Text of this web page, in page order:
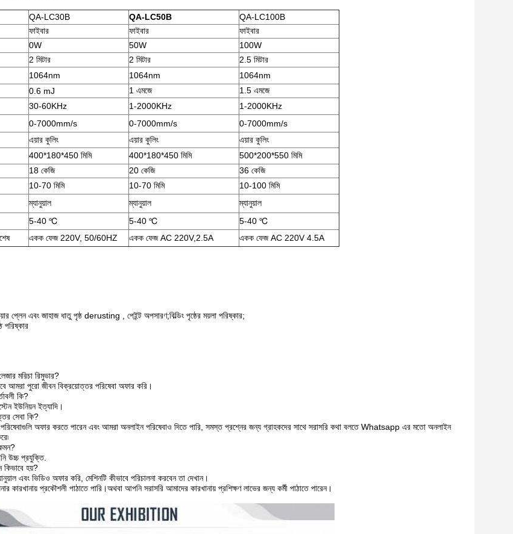
QA-LC30B QA-LC50B
QA-LC100B
ফাইবার ফাইবার
ফাইবার
0W 50W
100W
2 মিটার 2 মিটার
2.5 মিটার
1064nm 1064nm
1064nm
0.6 mJ 1 এমজে
1.5 এমজে
30-60KHz 1-2000KHz
1-2000KHz
0-7000mm/s 0-7000mm/s
0-7000mm/s
এয়ার কুলিং এয়ার কুলিং
এয়ার কুলিং
400*180*450 মিমি 400*180*450 মিমি
500*200*550 মিমি
18 কেজি 20 কেজি
36 কেজি
10-70 মিমি 10-70 মিমি
10-100 মিমি
ম্যানুয়াল ম্যানুয়াল
ম্যানুয়াল
5-40 ℃ 5-40 ℃
5-40 ℃
একক ফেজ 220V, 50/60HZ একক ফেজ AC 220V,2.5A একক ফেজ AC 220V 4.5A
প্লেন এবং জাহাজ ধাতু পৃষ্ঠ derusting , পেইন্ট অপসারণ;বিল্ডিং পৃষ্ঠের ময়লা পরিষ্কার;
পরিষ্কার
মরিচা রিমুভার?
আমরা পুরো জীবন বিক্রয়োত্তর পরিষেবা অফার করি।
কি?
ইউনিয়ন ইত্যাদি।
সেবা কি?
পরিষেবাগুলি অফার করতে পারেন এবং আমরা অনলাইন পরিষেবাও দিতে পারি, সমস্ত প্রশ্নের জন্য গ্রাহকদের সাথে সরাসরি কথা বলতে Whatsapp এর মতো অনলাইন
উচ্চ প্রযুক্তি.
কিভাবে হয়?
এবং ভিডিও অফার করি, মেশিনটি কীভাবে পরিচালনা করবেন তা দেখান।
কারখানায় প্রকৌশলী পাঠাতে পারি।অথবা আপনি সরাসরি আমাদের কারখানায় প্রশিক্ষণ লাভের জন্য কর্মী পাঠাতে পারেন।